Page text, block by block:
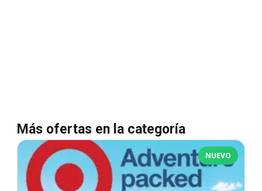
Más ofertas en la categoría
NUEVO